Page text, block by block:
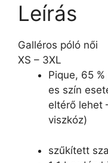
Leírás
Galléros póló női
XS – 3XL
Pique, 65
es szín
eltérő lehet
viszkóz)
szűkített